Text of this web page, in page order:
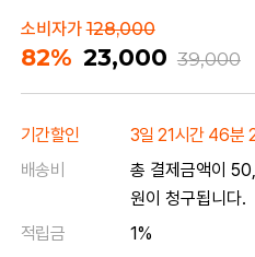
소비자가128,000
82% 23,000 39,000
기간할인
3일 21시간 46분
배송비
총 결제금액이
원이 청구됩니다.
적립금
1%